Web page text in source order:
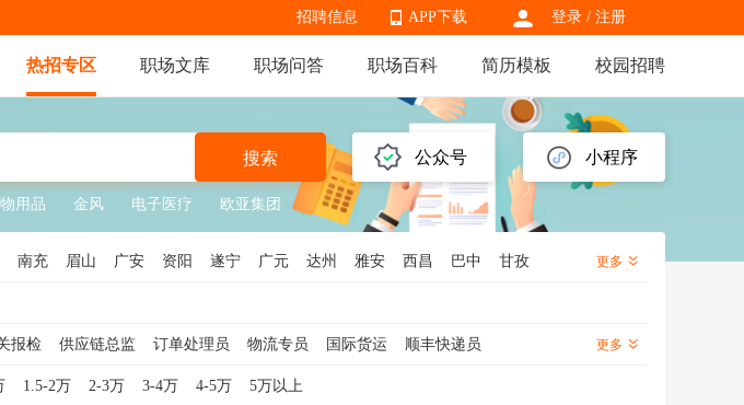
登录 / 注册
APP下载
APP下载
招聘信息
热招专区 职场文库 职场问答 职场百科 简历模板 校园招聘
公众号 小程序
搜索
用品 金风 电子医疗 欧亚集团
南充 眉山 广安 资阳 遂宁 广元 达州 雅安 西昌 巴中
甘孜
更多
报检 供应链总监 订单处理员 物流专员 国际货运
顺丰快递员
供应链专员 供应链主管 仓库经理 物流运营
更多
1.5-2万 2-3万 3-4万 4-5万 5万以上